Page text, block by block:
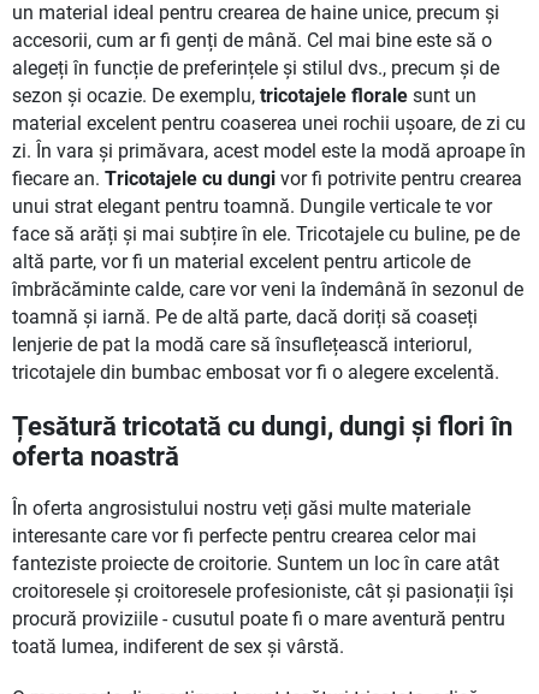
un material ideal pentru crearea de haine unice, precum și
accesorii, cum ar fi genți de mână. Cel mai bine este să o
alegeți în funcție de preferințele și stilul dvs., precum și de
sezon și ocazie. De exemplu, tricotajele florale sunt un
material excelent pentru coaserea unei rochii ușoare, de zi cu
zi. În vara și primăvara, acest model este la modă aproape în
fiecare an. Tricotajele cu dungi vor fi potrivite pentru crearea
unui strat elegant pentru toamnă. Dungile verticale te vor
face să arăți și mai subțire în ele. Tricotajele cu buline, pe de
altă parte, vor fi un material excelent pentru articole de
îmbrăcăminte calde, care vor veni la îndemână în sezonul de
toamnă și iarnă. Pe de altă parte, dacă doriți să coaseți
lenjerie de pat la modă care să însuflețească interiorul,
tricotajele din bumbac embosat vor fi o alegere excelentă.
Țesătură tricotată cu dungi, dungi și flori în
oferta noastră
În oferta angrosistului nostru veți găsi multe materiale
interesante care vor fi perfecte pentru crearea celor mai
fanteziste proiecte de croitorie. Suntem un loc în care atât
croitoresele și croitoresele profesioniste, cât și pasionații își
procură proviziile - cusutul poate fi o mare aventură pentru
toată lumea, indiferent de sex și vârstă.